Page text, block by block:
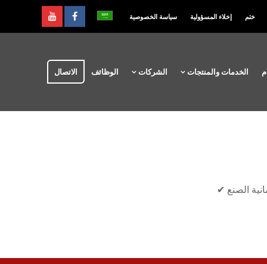
ختم إخلاء المسؤولية سياسة الخصوصية
الخدمات والمنتجات الشركات الوظائف الاتصال